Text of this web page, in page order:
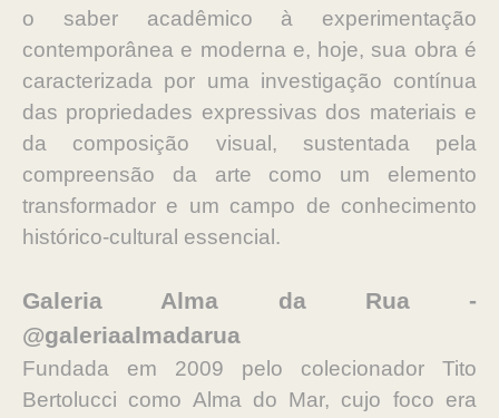
o saber acadêmico à experimentação
contemporânea e moderna e, hoje, sua obra é
caracterizada por uma investigação contínua
das propriedades expressivas dos materiais e
da composição visual, sustentada pela
compreensão da arte como um elemento
transformador e um campo de conhecimento
histórico-cultural essencial.
Galeria Alma da Rua -
@galeriaalmadarua
Fundada em 2009 pelo colecionador Tito
Bertolucci como Alma do Mar, cujo foco era